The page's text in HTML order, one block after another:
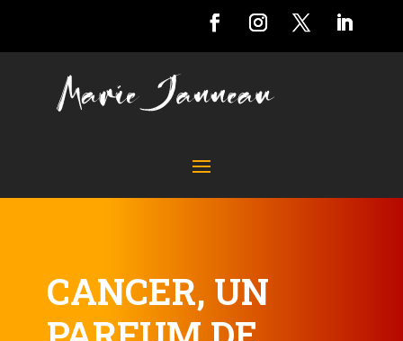
CANCER, UN